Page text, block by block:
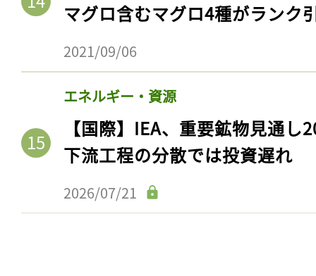
マグロ含むマグロ4種がランク
2021/09/06
エネルギー・資源
【国際】IEA、重要鉱物見通
下流工程の分散では投資遅れ
2026/07/21
会員登録